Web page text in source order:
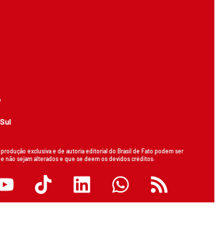
exclusiva e de autoria editorial do Brasil de Fato podem ser
não sejam alterados e que se deem os devidos créditos.